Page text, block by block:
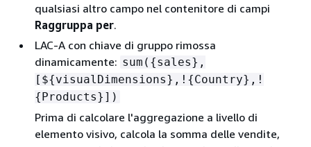
qualsiasi altro campo nel contenitore di campi
Raggruppa per.
LAC-A con chiave di gruppo rimossa
dinamicamente: sum( {sales},
[${visualDimensions},! {Country},!
{Products}])
Prima di calcolare l'aggregazione a livello di
elemento visivo, calcola la somma delle vendite,